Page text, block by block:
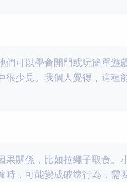
可以學會開門或玩簡單遊
少見。我個人覺得，這種
關係，比如拉繩子取食。
，可能變成破壞行為，需